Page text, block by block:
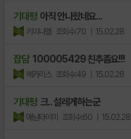
기대평 아직 안나왔네요...
키미나엘 조회수:70 | 15.02.28
잡담 100005429 친추좀요!!!
메카리스 조회수:49 | 15.02.28
기대평 크.. 설레게하는군
애남타이미 조회수:60 | 15.02.28